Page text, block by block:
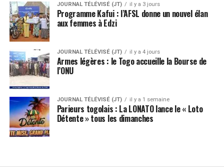
JOURNAL TÉLÉVISÉ (JT) il y a 3 jours
Programme Kafui : l’AFSL donne un nouvel élan
aux femmes à Edzi
JOURNAL TÉLÉVISÉ (JT) il y a 4 jours
Armes légères : le Togo accueille la Bourse de
l’ONU
JOURNAL TÉLÉVISÉ (JT) il y a 1 semaine
Parieurs togolais : La LONATO lance le « Loto
Détente » tous les dimanches